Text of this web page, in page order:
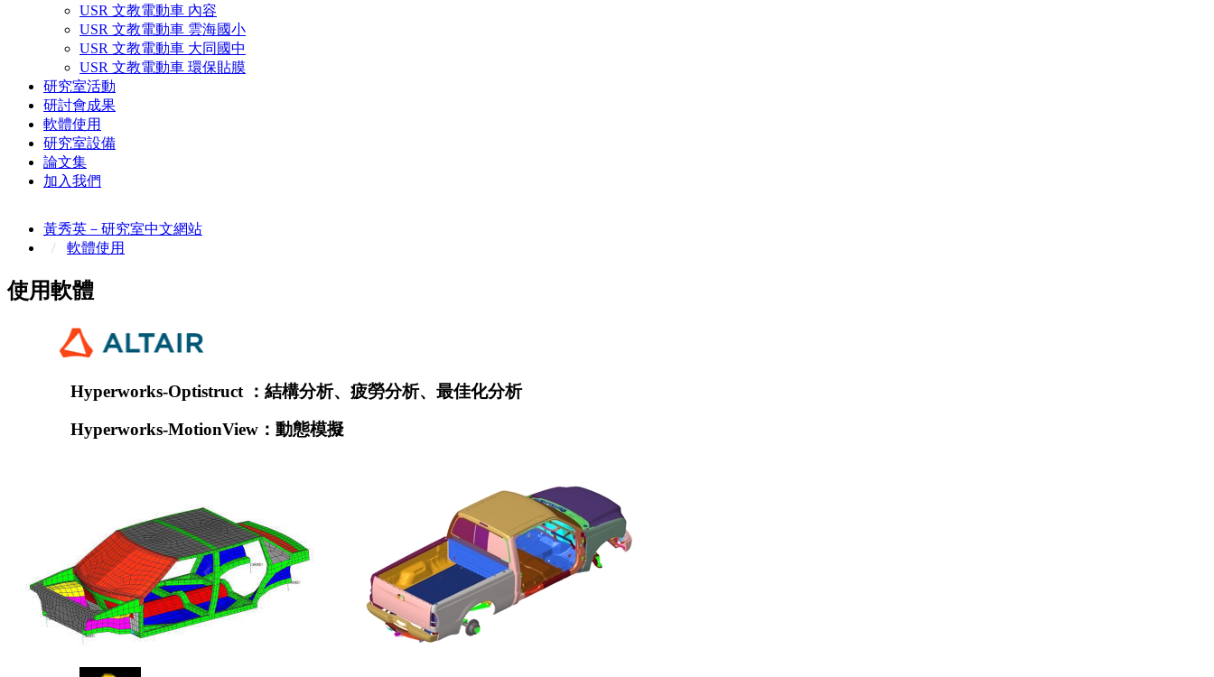
USR 文教電動車 內容
USR 文教電動車 雲海國小
USR 文教電動車 大同國中
USR 文教電動車 環保貼膜
研究室活動
研討會成果
軟體使用
研究室設備
論文集
加入我們
黃秀英－研究室中文網站
軟體使用
使用軟體
Hyperworks-Optistruct ：結構分析、疲勞分析、最佳化分析
Hyperworks-MotionView：動態模擬